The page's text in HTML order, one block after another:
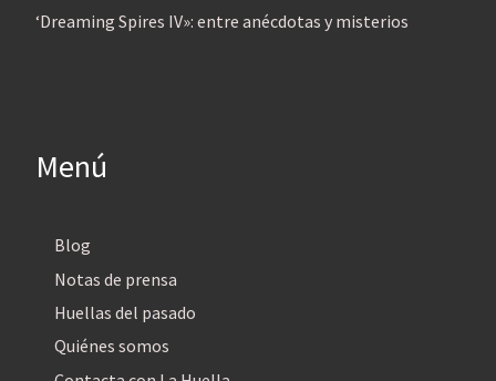
‘Dreaming Spires IV»: entre anécdotas y misterios
Menú
Blog
Notas de prensa
Huellas del pasado
Quiénes somos